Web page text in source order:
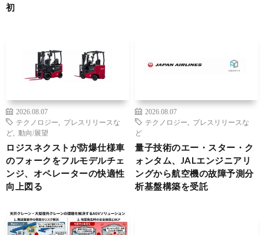
初
2026.08.07
テクノロジー
プレスリリースな
ど
動向/展望
ロジスネクストが防爆仕様車
のフォークをフルモデルチェ
ンジ、オペレーターの快適性
向上図る
2026.08.07
テクノロジー
プレスリリースな
ど
量子技術のエー・スター・ク
ォンタム、JALエンジニアリ
ングから航空機の故障予測分
析基盤構築を受託